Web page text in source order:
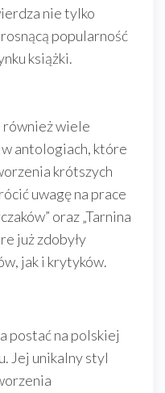
nie tylko
popularność
książki.
również wiele
antologiach, które
krótszych
uwagę na prace
oraz „Tarnina
już zdobyły
jak i krytyków.
postać na polskiej
Jej unikalny styl